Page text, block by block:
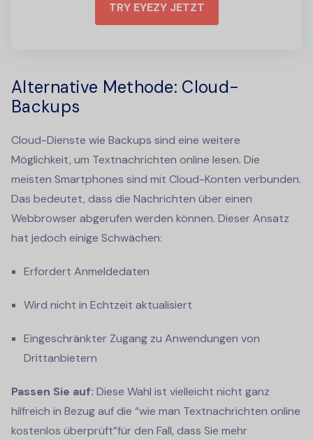
TRY EYEZY JETZT
Alternative Methode: Cloud-
Backups
Cloud-Dienste wie Backups sind eine weitere
Möglichkeit, um Textnachrichten online lesen. Die
meisten Smartphones sind mit Cloud-Konten verbunden.
Das bedeutet, dass die Nachrichten über einen
Webbrowser abgerufen werden können. Dieser Ansatz
hat jedoch einige Schwächen:
Erfordert Anmeldedaten
Wird nicht in Echtzeit aktualisiert
Eingeschränkter Zugang zu Anwendungen von
Drittanbietern
Passen Sie auf: Diese Wahl ist vielleicht nicht ganz
hilfreich in Bezug auf die “wie man Textnachrichten online
kostenlos überprüft”für den Fall, dass Sie mehr